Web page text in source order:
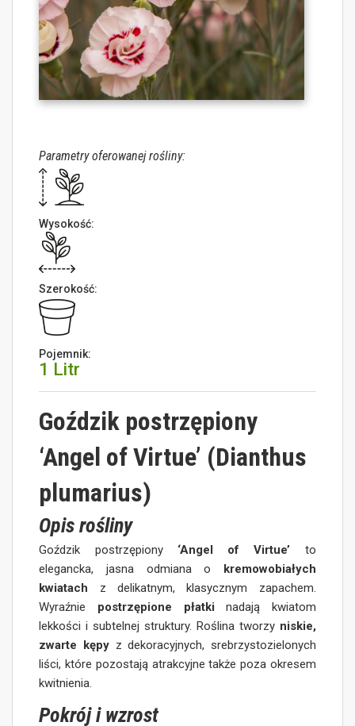
Parametry oferowanej rośliny:
Wysokość:
Szerokość:
Pojemnik:
1 Litr
Goździk postrzępiony
‘Angel of Virtue’ (Dianthus
plumarius)
Opis rośliny
Goździk postrzępiony ‘Angel of Virtue’ to
elegancka, jasna odmiana o kremowobiałych
kwiatach z delikatnym, klasycznym zapachem.
Wyraźnie postrzępione płatki nadają kwiatom
lekkości i subtelnej struktury. Roślina tworzy niskie,
zwarte kępyz dekoracyjnych, srebrzystozielonych
liści, które pozostają atrakcyjne także poza okresem
kwitnienia.
Pokrój i wzrost